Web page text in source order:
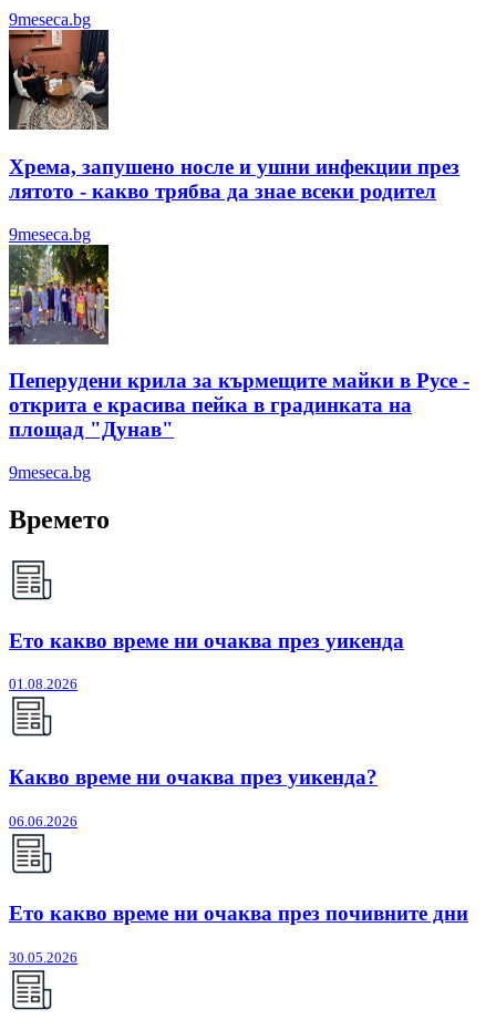
9meseca.bg
Хрема, запушено носле и ушни инфекции през
лятотo - какво трябва да знае всеки родител
9meseca.bg
Пеперудени крила за кърмещите майки в Русе -
открита е красива пейка в градинката на
площад "Дунав"
9meseca.bg
Времето
Ето какво време ни очаква през уикенда
01.08.2026
Какво време ни очаква през уикенда?
06.06.2026
Ето какво време ни очаква през почивните дни
30.05.2026